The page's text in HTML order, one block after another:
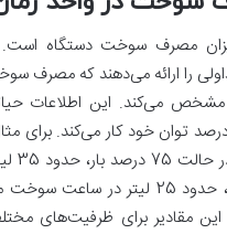
مصرف سوخت دستگاه است.
را ارائه می‌دهند که مصرف
می‌کند. این اطلاعات
به ندرت با 100 درصد توان خود کار می‌کند.
200
در حالت 50 درصد بار، حدود 25 لیتر
این مقادیر برای ظرفیت‌های